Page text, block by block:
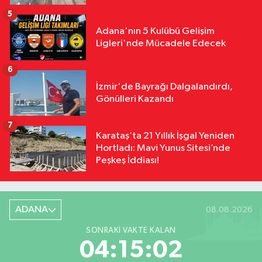
Adana'nın 5 Kulübü Gelişim
Ligleri'nde Mücadele Edecek
5
İzmir'de Bayrağı Dalgalandırdı,
Gönülleri Kazandı
6
Karataş’ta 21 Yıllık İşgal Yeniden
Hortladı: Mavi Yunus Sitesi’nde
Peşkeş İddiası!
7
ADANA 08.08.2026
SONRAKI VAKTE KALAN
04:15:01